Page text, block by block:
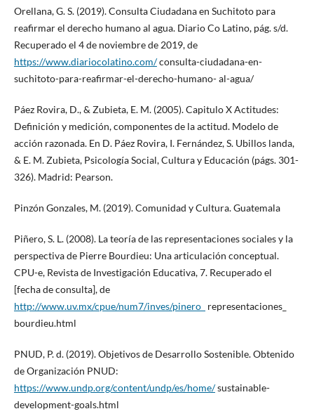
Orellana, G. S. (2019). Consulta Ciudadana en Suchitoto para
reafirmar el derecho humano al agua. Diario Co Latino, pág. s/d.
Recuperado el 4 de noviembre de 2019, de
https://www.diariocolatino.com/consulta-ciudadana-en-
suchitoto-para-reafirmar-el-derecho-humano- al-agua/
Páez Rovira, D., & Zubieta, E. M. (2005). Capitulo X Actitudes:
Definición y medición, componentes de la actitud. Modelo de
acción razonada. En D. Páez Rovira, I. Fernández, S. Ubillos landa,
& E. M. Zubieta, Psicología Social, Cultura y Educación (págs. 301-
326). Madrid: Pearson.
Pinzón Gonzales, M. (2019). Comunidad y Cultura. Guatemala
Piñero, S. L. (2008). La teoría de las representaciones sociales y la
perspectiva de Pierre Bourdieu: Una articulación conceptual.
CPU-e, Revista de Investigación Educativa, 7. Recuperado el
[fecha de consulta], de
http://www.uv.mx/cpue/num7/inves/pinero_ representaciones_
bourdieu.html
PNUD, P. d. (2019). Objetivos de Desarrollo Sostenible. Obtenido
de Organización PNUD:
https://www.undp.org/content/undp/es/home/sustainable-
development-goals.html